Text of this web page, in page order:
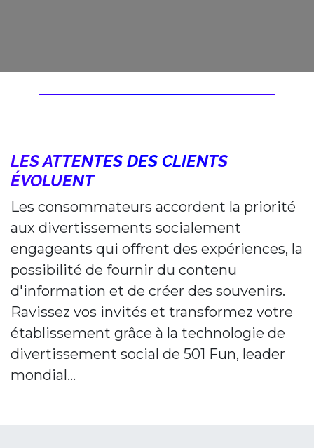
LES ATTENTES DES CLIENTS
ÉVOLUENT
Les consommateurs accordent la priorité
aux divertissements socialement
engageants qui offrent des expériences, la
possibilité de fournir du contenu
d'information et de créer des souvenirs.
Ravissez vos invités et transformez votre
établissement grâce à la technologie de
divertissement social de 501 Fun, leader
mondial...